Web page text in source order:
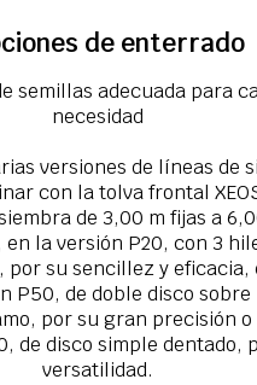
de enterrado
semillas adecuada para
necesidad
versiones de líneas de
con la tolva frontal
de 3,00 m fijas a
la versión P20, con 3
por su sencillez y eficacia,
P50, de doble disco sobre
por su gran precisión o
de disco simple dentado,
versatilidad.